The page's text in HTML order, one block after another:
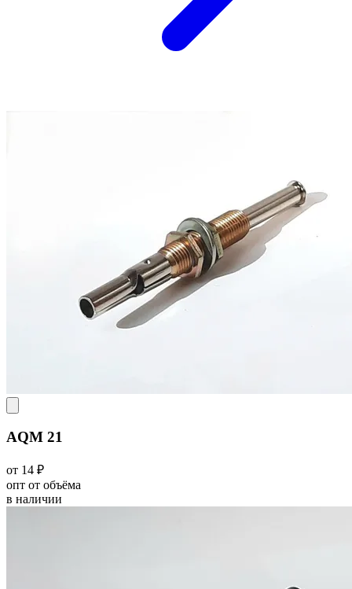
AQM 21
от 14 ₽
опт от объёма
в наличии